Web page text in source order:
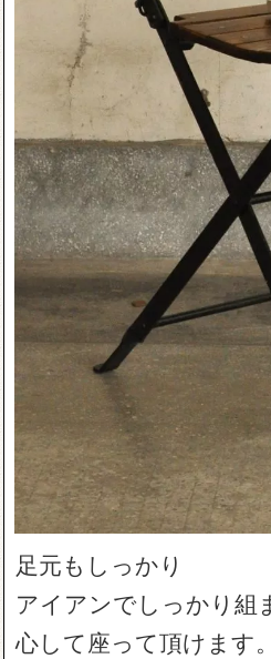
足元もしっかり
アイアンでしっかり組
心して座って頂けます。